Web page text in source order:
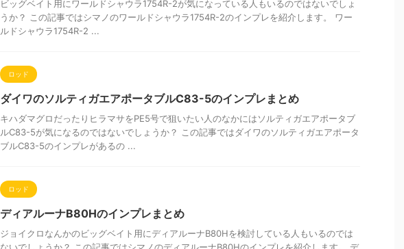
ビッグベイト用にワールドシャウラ1754R-2が気になっている人もいるのではないでしょ
うか？ この記事ではシマノのワールドシャウラ1754R-2のインプレを紹介します。 ワー
ルドシャウラ1754R-2 ...
ロッド
ダイワのソルティガエアポータブルC83-5のインプレまとめ
キハダマグロだったりヒラマサをPE5号で狙いたい人のなかにはソルティガエアポータブ
ルC83-5が気になるのではないでしょうか？ この記事ではダイワのソルティガエアポータ
ブルC83-5のインプレがあるの ...
ロッド
ディアルーナB80Hのインプレまとめ
ジョイクロなんかのビッグベイト用にディアルーナB80Hを検討している人もいるのでは